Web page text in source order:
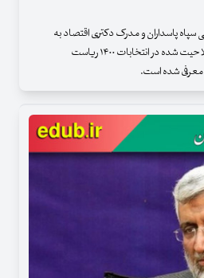
پاسداران و مدرک دکتری اقتصاد به
عنوان یکی از نامزدهای تایید صلاحیت شده در انتخابات ۱۴۰۰ ریاست
شده است.